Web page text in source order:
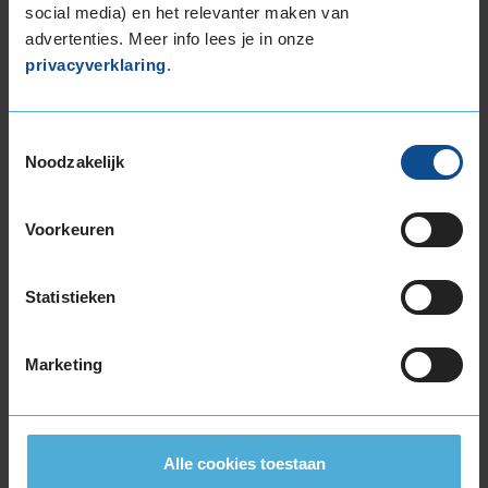
social media) en het relevanter maken van
advertenties. Meer info lees je in onze
privacyverklaring.
Noodzakelijk
Voorkeuren
Statistieken
Marketing
Alle cookies toestaan
Auto VOLVO V60 2.0 T5/T5 Drive-E CM 4-cil. B
245pk
Kilometer per jaar
Top
Kies je
Montage Veilig & Zeker